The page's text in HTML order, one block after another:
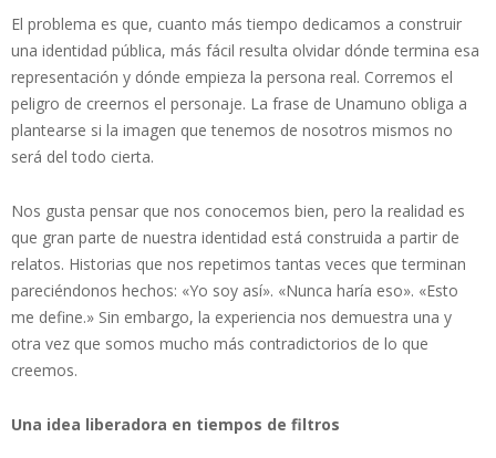
El problema es que, cuanto más tiempo dedicamos a construir
una identidad pública, más fácil resulta olvidar dónde termina esa
representación y dónde empieza la persona real. Corremos el
peligro de creernos el personaje. La frase de Unamuno obliga a
plantearse si la imagen que tenemos de nosotros mismos no
será del todo cierta.
Nos gusta pensar que nos conocemos bien, pero la realidad es
que gran parte de nuestra identidad está construida a partir de
relatos. Historias que nos repetimos tantas veces que terminan
pareciéndonos hechos: «Yo soy así». «Nunca haría eso». «Esto
me define.» Sin embargo, la experiencia nos demuestra una y
otra vez que somos mucho más contradictorios de lo que
creemos.
Una idea liberadora en tiempos de filtros